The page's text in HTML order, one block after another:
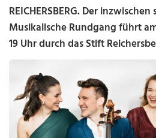
REICHERSBERG.Der inzwischen
Musikalische Rundgang führt
19 Uhr durch das Stift